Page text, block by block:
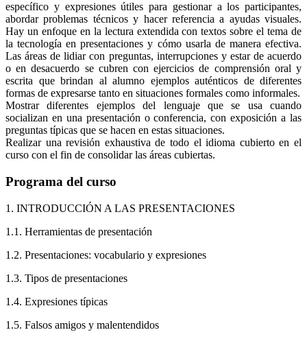
específico y expresiones útiles para gestionar a los participantes,
abordar problemas técnicos y hacer referencia a ayudas visuales.
Hay un enfoque en la lectura extendida con textos sobre el tema de
la tecnología en presentaciones y cómo usarla de manera efectiva.
Las áreas de lidiar con preguntas, interrupciones y estar de acuerdo
o en desacuerdo se cubren con ejercicios de comprensión oral y
escrita que brindan al alumno ejemplos auténticos de diferentes
formas de expresarse tanto en situaciones formales como informales.
Mostrar diferentes ejemplos del lenguaje que se usa cuando
socializan en una presentación o conferencia, con exposición a las
preguntas típicas que se hacen en estas situaciones.
Realizar una revisión exhaustiva de todo el idioma cubierto en el
curso con el fin de consolidar las áreas cubiertas.
Programa del curso
1. INTRODUCCIÓN A LAS PRESENTACIONES
1.1. Herramientas de presentación
1.2. Presentaciones: vocabulario y expresiones
1.3. Tipos de presentaciones
1.4. Expresiones típicas
1.5. Falsos amigos y malentendidos